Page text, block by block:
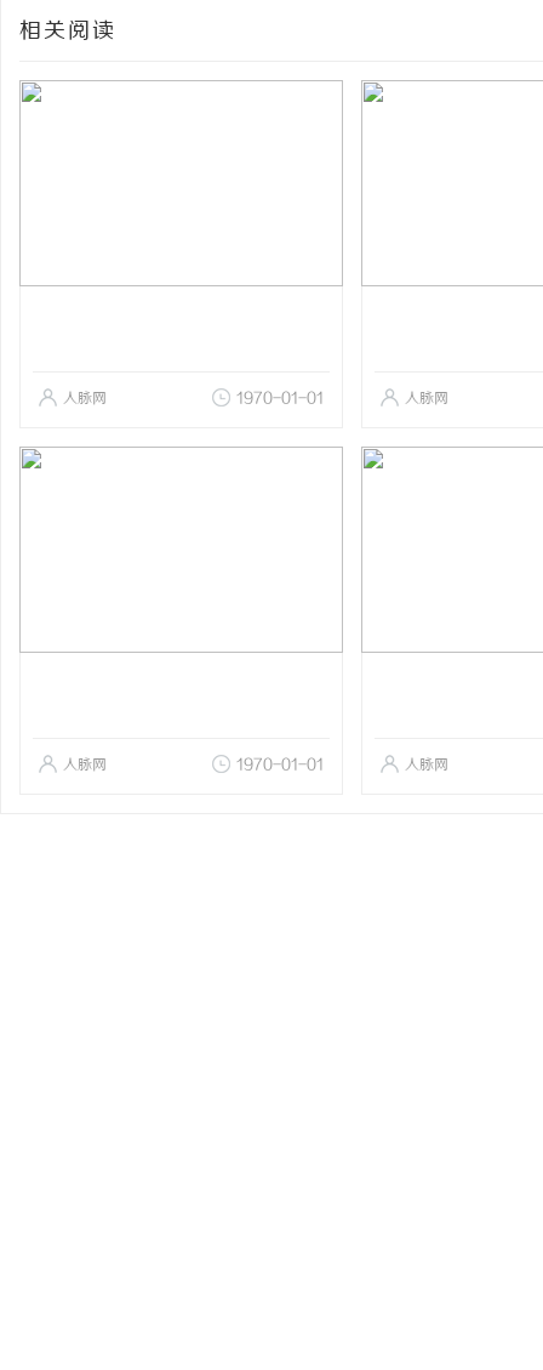
相关阅读
人脉网 1970-01-01 人脉网
人脉网 1970-01-01 人脉网